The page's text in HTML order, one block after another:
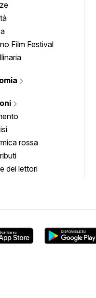
Film Festival
rossa
dei lettori